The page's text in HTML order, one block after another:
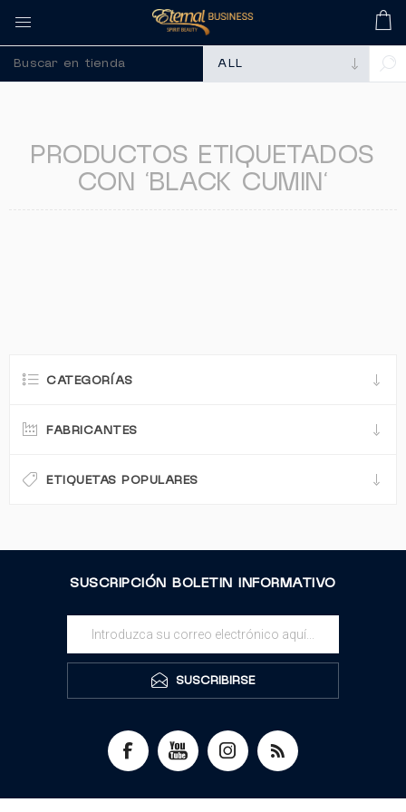
🚀 Recuerda
PRODUCTOS ETIQUETADOS
CON 'BLACK CUMIN'
CATEGORÍAS
FABRICANTES
ETIQUETAS POPULARES
SUSCRIPCIÓN BOLETIN INFORMATIVO
SUSCRIBIRSE